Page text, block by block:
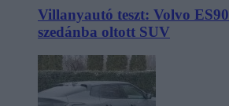
Villanyautó teszt: Volvo
szedánba oltott SUV